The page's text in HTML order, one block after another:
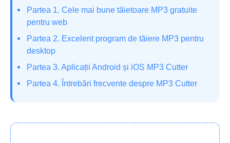
Partea 1. Cele mai bune tăietoare MP3 gratuite
pentru web
Partea 2. Excelent program de tăiere MP3 pentru
desktop
Partea 3. Aplicații Android și iOS MP3 Cutter
Partea 4. Întrebări frecvente despre MP3 Cutter